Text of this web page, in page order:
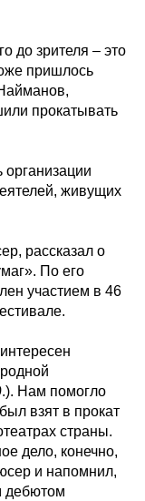
до зрителя – это
пришлось
прокатывать
живущих
рассказал о
По его
участием в 46
.). Нам помогло
взят в прокат
страны.
дело, конечно,
и напомнил,
дебютом